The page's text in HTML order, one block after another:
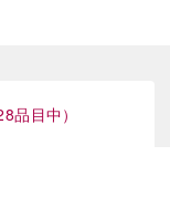
品目中）